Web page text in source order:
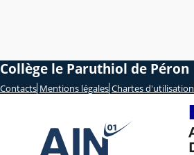
Collège le Paruthiol de Péron
Contacts Mentions légales Chartes d'utilisation